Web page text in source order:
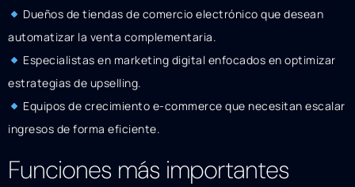
Dueños de tiendas de comercio electrónico que desean
automatizar la venta complementaria.
Especialistas en marketing digital enfocados en optimizar
estrategias de upselling.
Equipos de crecimiento e-commerce que necesitan escalar
ingresos de forma eficiente.
Funciones más importantes